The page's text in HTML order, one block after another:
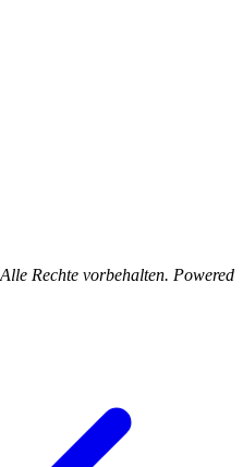
Rechte vorbehalten. Powered